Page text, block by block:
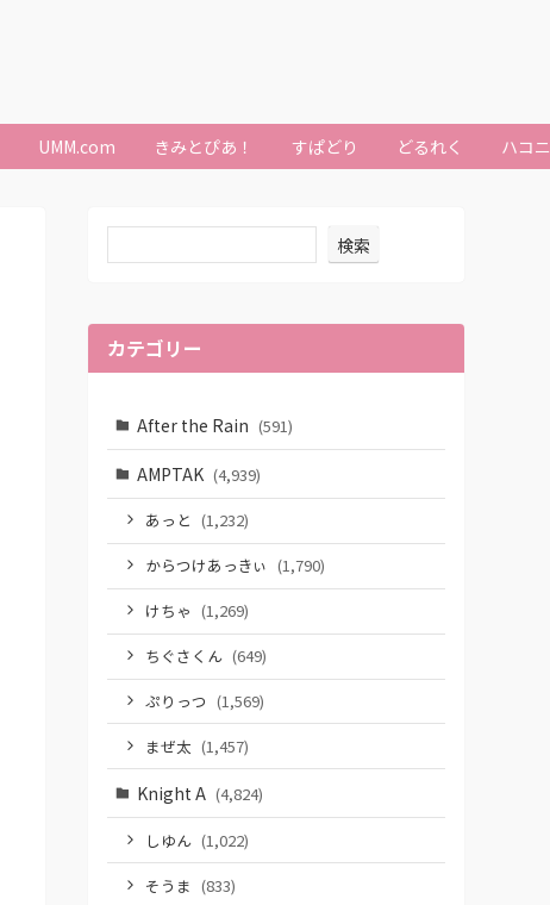
UMM.com きみとぴあ！ すぱどり どるれく ハコ
検索
カテゴリー
After the Rain (591)
AMPTAK (4,939)
あっと (1,232)
からつけあっきぃ (1,790)
けちゃ (1,269)
ちぐさくん (649)
ぷりっつ (1,569)
まぜ太 (1,457)
Knight A (4,824)
しゆん (1,022)
そうま (833)